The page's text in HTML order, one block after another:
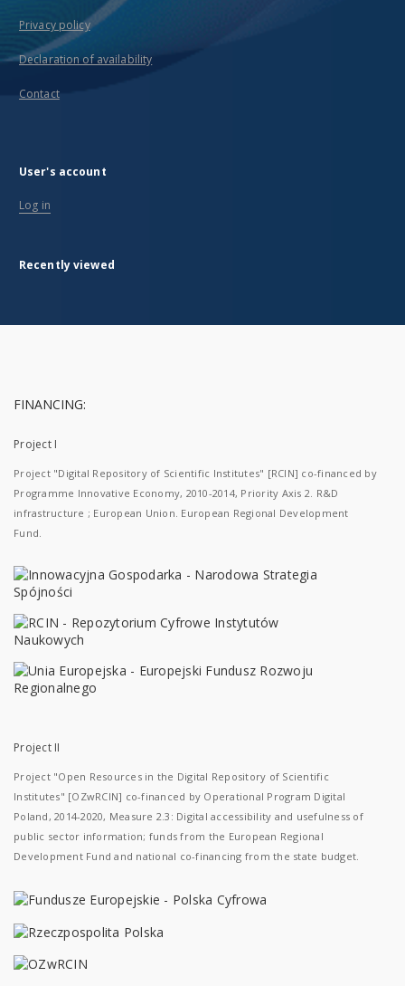
Privacy policy
Declaration of availability
Contact
User's account
Log in
Recently viewed
FINANCING:
Project I
Project "Digital Repository of Scientific Institutes" [RCIN] co-financed by
Programme Innovative Economy, 2010-2014, Priority Axis 2. R&D
infrastructure ; European Union. European Regional Development
Fund.
Project II
Project "Open Resources in the Digital Repository of Scientific
Institutes" [OZwRCIN] co-financed by Operational Program Digital
Poland, 2014-2020, Measure 2.3: Digital accessibility and usefulness of
public sector information; funds from the European Regional
Development Fund and national co-financing from the state budget.